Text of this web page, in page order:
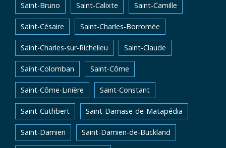
Saint-Bruno Saint-Calixte Saint-Camille
Saint-Césaire Saint-Charles-Borromée
Saint-Charles-sur-Richelieu Saint-Claude
Saint-Colomban Saint-Côme
Saint-Côme-Linière Saint-Constant
Saint-Cuthbert Saint-Damase-de-Matapédia
Saint-Damien Saint-Damien-de-Buckland